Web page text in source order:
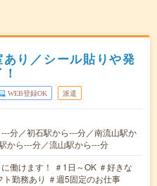
り／シール貼りや発
WEB登録OK 派遣
分／初石駅から---分／南流山駅か
から---分／流山駅から---分
働けます！ ＃1日～OK ＃好きな
勤務あり ＃週5固定のお仕事